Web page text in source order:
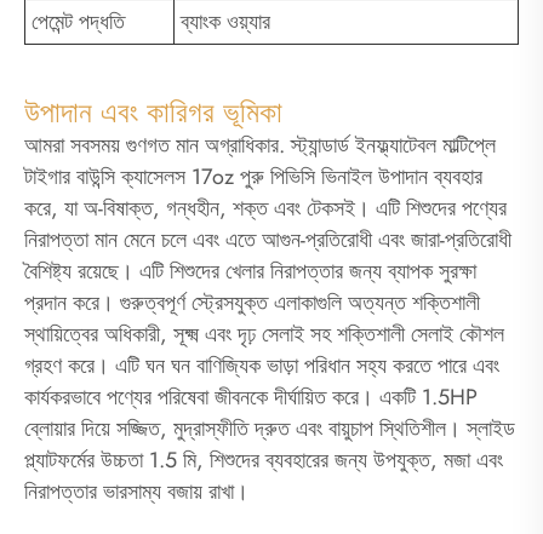
পেমেন্ট পদ্ধতি
ব্যাংক ওয়্যার
উপাদান এবং কারিগর ভূমিকা
আমরা সবসময় গুণগত মান অগ্রাধিকার. স্ট্যান্ডার্ড ইনফ্ল্যাটেবল মাল্টিপ্লে
টাইগার বাউন্সি ক্যাসেলস 17oz পুরু পিভিসি ভিনাইল উপাদান ব্যবহার
করে, যা অ-বিষাক্ত, গন্ধহীন, শক্ত এবং টেকসই। এটি শিশুদের পণ্যের
নিরাপত্তা মান মেনে চলে এবং এতে আগুন-প্রতিরোধী এবং জারা-প্রতিরোধী
বৈশিষ্ট্য রয়েছে। এটি শিশুদের খেলার নিরাপত্তার জন্য ব্যাপক সুরক্ষা
প্রদান করে। গুরুত্বপূর্ণ স্ট্রেসযুক্ত এলাকাগুলি অত্যন্ত শক্তিশালী
স্থায়িত্বের অধিকারী, সূক্ষ্ম এবং দৃঢ় সেলাই সহ শক্তিশালী সেলাই কৌশল
গ্রহণ করে। এটি ঘন ঘন বাণিজ্যিক ভাড়া পরিধান সহ্য করতে পারে এবং
কার্যকরভাবে পণ্যের পরিষেবা জীবনকে দীর্ঘায়িত করে। একটি 1.5HP
ব্লোয়ার দিয়ে সজ্জিত, মুদ্রাস্ফীতি দ্রুত এবং বায়ুচাপ স্থিতিশীল। স্লাইড
প্ল্যাটফর্মের উচ্চতা 1.5 মি, শিশুদের ব্যবহারের জন্য উপযুক্ত, মজা এবং
নিরাপত্তার ভারসাম্য বজায় রাখা।